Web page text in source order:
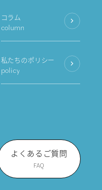
コラム
column
私たちのポリシー
policy
よくあるご質問
FAQ